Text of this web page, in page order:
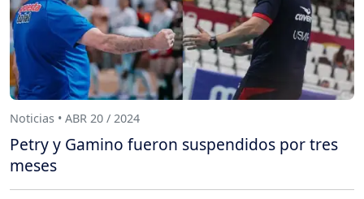
Noticias • ABR 20 / 2024
Petry y Gamino fueron suspendidos por tres
meses